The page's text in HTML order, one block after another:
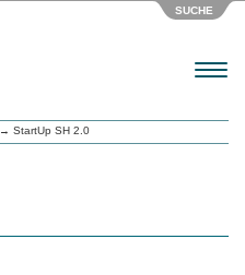
SUCHE
Menu
→ StartUp SH 2.0